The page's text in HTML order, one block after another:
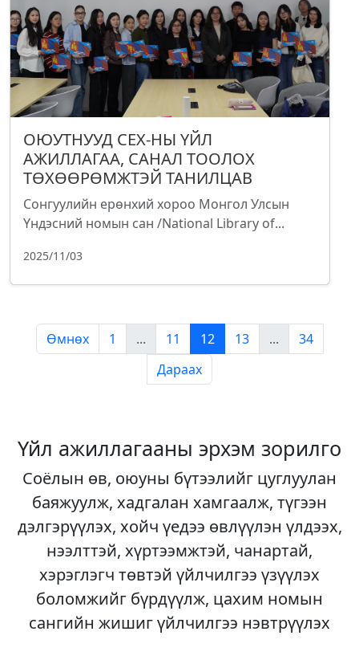
ОЮУТНУУД СЕХ-НЫ ҮЙЛ
АЖИЛЛАГАА, САНАЛ ТООЛОХ
ТӨХӨӨРӨМЖТЭЙ ТАНИЛЦАВ
Сонгуулийн ерөнхий хороо Монгол Улсын
Үндэсний номын сан /National Library of...
2025/11/03
Өмнөх 1 ... 11 12 13 ...
34
Дараах
Үйл ажиллагааны эрхэм зорилго
Соёлын өв, оюуны бүтээлийг цуглуулан
баяжуулж, хадгалан хамгаалж, түгээн
дэлгэрүүлэх, хойч үедээ өвлүүлэн үлдээх,
нээлттэй, хүртээмжтэй, чанартай,
хэрэглэгч төвтэй үйлчилгээ үзүүлэх
боломжийг бүрдүүлж, цахим номын
сангийн жишиг үйлчилгээ нэвтрүүлэх